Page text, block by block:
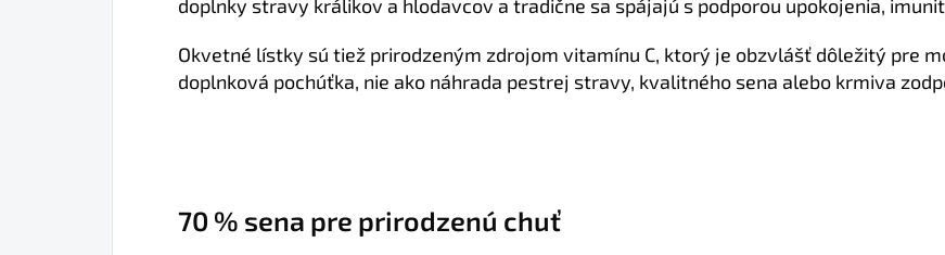
doplnky stravy králikov a hlodavcov a tradične sa spájajú s podporou upokojenia,
Okvetné lístky sú tiež prirodzeným zdrojom vitamínu C, ktorý je obzvlášť dôležitý pre
doplnková pochúťka, nie ako náhrada pestrej stravy, kvalitného sena alebo krmiva
70 % sena pre prirodzenú chuť